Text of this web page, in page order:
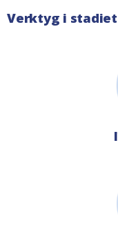
Verktyg i stadiet